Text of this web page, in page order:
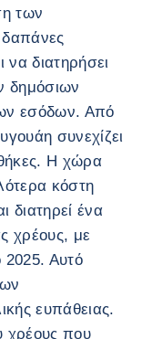
των
να διατηρήσει
δημόσιων
εσόδων. Από
συνεχίζει
Η χώρα
κόστη
διατηρεί ένα
χρέους, με
2025. Αυτό
ευπάθειας.
χρέους που